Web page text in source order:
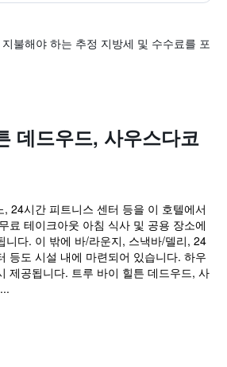
불해야 하는 추정 지방세 및 수수료를 포
데드우드, 사우스다코
24시간 피트니스 센터 등을 이 호텔에서
료 테이크아웃 아침 식사 및 공용 장소에
니다. 이 밖에 바/라운지, 스낵바/델리, 24
등도 시설 내에 마련되어 있습니다. 하우
제공됩니다. 트루 바이 힐튼 데드우드, 사